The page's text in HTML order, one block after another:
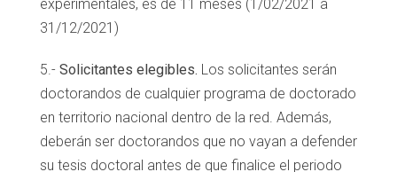
experimentales, es de 11 meses (1/02/2021 a
31/12/2021)
5.- Solicitantes elegibles. Los solicitantes serán
doctorandos de cualquier programa de doctorado
en territorio nacional dentro de la red. Además,
deberán ser doctorandos que no vayan a defender
su tesis doctoral antes de que finalice el periodo